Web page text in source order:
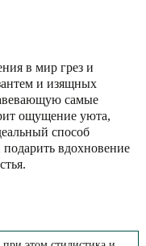
в мир грез и
и изящных
самые
ощущение уюта,
способ
вдохновение